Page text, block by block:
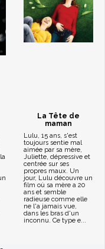
La Tête de
maman
Lulu, 15 ans, s'est
toujours sentie mal
aimée par sa mère,
Juliette, dépressive et
centrée sur ses
propres maux. Un
jour, Lulu découvre un
film où sa mère a 20
ans et semble
radieuse comme elle
ne l'a jamais vue,
dans les bras d'un
inconnu. Ce type e...